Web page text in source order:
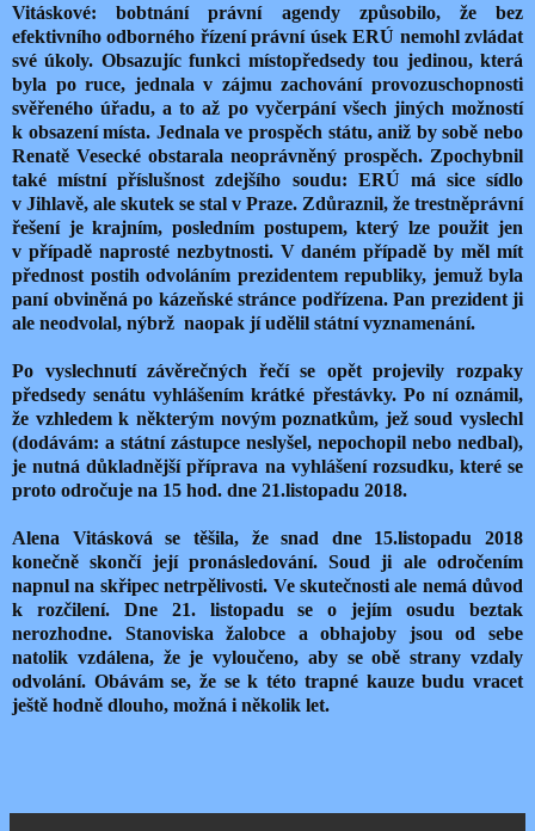
Vitáskové: bobtnání právní agendy způsobilo, že bez
efektivního odborného řízení právní úsek ERÚ nemohl zvládat
své úkoly. Obsazujíc funkci místopředsedy tou jedinou, která
byla po ruce, jednala v zájmu zachování provozuschopnosti
svěřeného úřadu, a to až po vyčerpání všech jiných možností
k obsazení místa. Jednala ve prospěch státu, aniž by sobě nebo
Renatě Vesecké obstarala neoprávněný prospěch. Zpochybnil
také místní příslušnost zdejšího soudu: ERÚ má sice sídlo
v Jihlavě, ale skutek se stal v Praze. Zdůraznil, že trestněprávní
řešení je krajním, posledním postupem, který lze použit jen
v případě naprosté nezbytnosti. V daném případě by měl mít
přednost postih odvoláním prezidentem republiky, jemuž byla
paní obviněná po kázeňské stránce podřízena. Pan prezident ji
ale neodvolal, nýbrž naopak jí udělil státní vyznamenání.
Po vyslechnutí závěrečných řečí se opět projevily rozpaky
předsedy senátu vyhlášením krátké přestávky. Po ní oznámil,
že vzhledem k některým novým poznatkům, jež soud vyslechl
(dodávám: a státní zástupce neslyšel, nepochopil nebo nedbal),
je nutná důkladnější příprava na vyhlášení rozsudku, které se
proto odročuje na 15 hod. dne 21.listopadu 2018.
Alena Vitásková se těšila, že snad dne 15.listopadu 2018
konečně skončí její pronásledování. Soud ji ale odročením
napnul na skřipec netrpělivosti. Ve skutečnosti ale nemá důvod
k rozčilení. Dne 21. listopadu se o jejím osudu beztak
nerozhodne. Stanoviska žalobce a obhajoby jsou od sebe
natolik vzdálena, že je vyloučeno, aby se obě strany vzdaly
odvolání. Obávám se, že se k této trapné kauze budu vracet
ještě hodně dlouho, možná i několik let.